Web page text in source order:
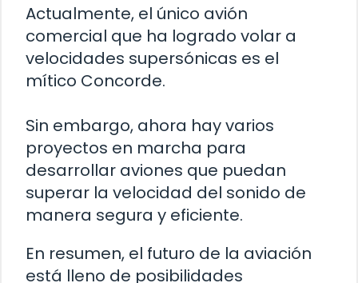
Actualmente, el único avión
comercial que ha logrado volar a
velocidades supersónicas es el
mítico Concorde.
Sin embargo, ahora hay varios
proyectos en marcha para
desarrollar aviones que puedan
superar la velocidad del sonido de
manera segura y eficiente.
En resumen, el futuro de la aviación
está lleno de posibilidades